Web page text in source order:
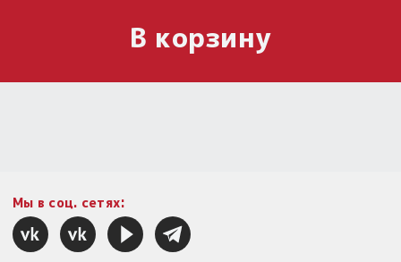
В корзину
Мы в соц. сетях: